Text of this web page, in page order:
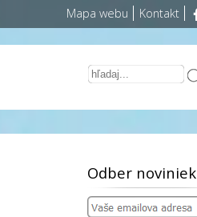
Mapa webu Kontakt
Odber noviniek